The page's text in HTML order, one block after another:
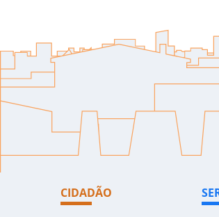
CIDADÃO